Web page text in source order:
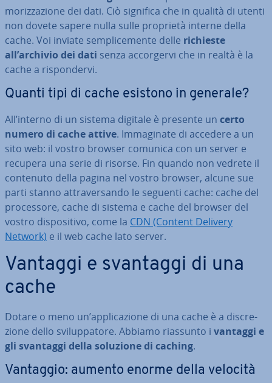
mo­riz­za­zio­ne dei dati. Ciò significa che in qualità di utenti
non dovete sapere nulla sulle proprietà interne della
cache. Voi inviate sem­pli­ce­men­te delle richieste
all’archivio dei dati senza ac­cor­ger­vi che in realtà è la
cache a ri­spon­der­vi.
Quanti tipi di cache esistono in generale?
All’interno di un sistema digitale è presente un certo
numero di cache attive. Im­ma­gi­na­te di accedere a un
sito web: il vostro browser comunica con un server e
recupera una serie di risorse. Fin quando non vedrete il
contenuto della pagina nel vostro browser, alcune sue
parti stanno at­tra­ver­san­do le seguenti cache: cache del
pro­ces­so­re, cache di sistema e cache del browser del
vostro di­spo­si­ti­vo, come la CDN (Content Delivery
Network) e il web cache lato server.
Vantaggi e svantaggi di una
cache
Dotare o meno un’ap­pli­ca­zio­ne di una cache è a di­scre­
zio­ne dello svi­lup­pa­to­re. Abbiamo riassunto i vantaggi e
gli svantaggi della soluzione di caching.
Vantaggio: aumento enorme della velocità